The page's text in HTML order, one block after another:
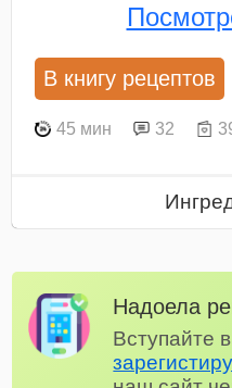
В книгу рецептов
45 мин 32
Надоела
Вступайте